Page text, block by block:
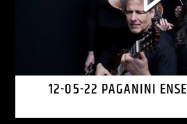
12-05-22 PAGANINI